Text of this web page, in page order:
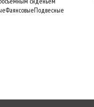
ФаянсовыеПодвесные